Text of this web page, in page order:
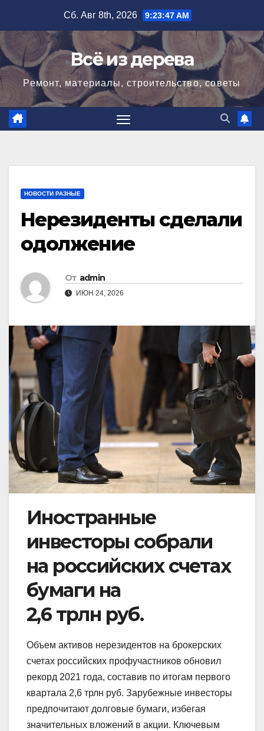
содержимому
Сб. Авг 8th, 2026 9:23:48 AM
Всё из дерева
Ремонт, материалы, строительство, советы
НОВОСТИ РАЗНЫЕ
Нерезиденты сделали
одолжение
От admin
ИЮН 24, 2026
Иностранные
инвесторы собрали
на российских счетах
бумаги на
2,6 трлн руб.
Объем активов нерезидентов на брокерских
счетах российских профучастников обновил
рекорд 2021 года, составив по итогам первого
квартала 2,6 трлн руб. Зарубежные инвесторы
предпочитают долговые бумаги, избегая
значительных вложений в акции. Ключевым